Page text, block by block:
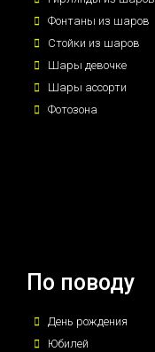
Фонтаны из шаров
Стойки из шаров
Шары девочке
Шары ассорти
Фотозона
По поводу
День рождения
Юбилей